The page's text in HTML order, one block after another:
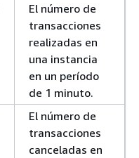
El número de
transacciones
realizadas en
una instancia
en un período
de 1 minuto.
El número de
transacciones
canceladas en